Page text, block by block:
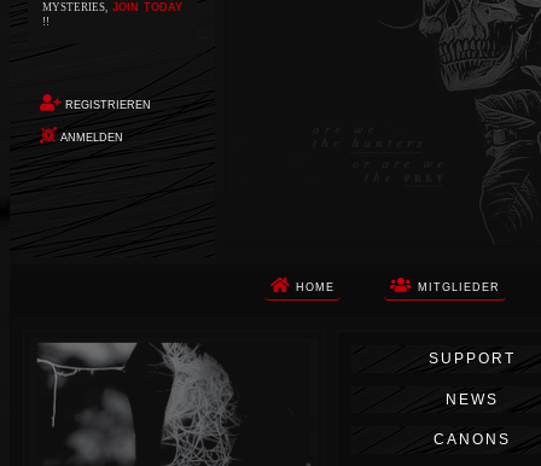
MYSTERIES, JOIN TODAY
!!
REGISTRIEREN
ANMELDEN
HOME MITGLIEDER
Die Apokalypse. Das ist das Wort,
das Ihnen in den Sinn kommt, als
Sie auf dem Boden aufwachen, Ihr
Körper schmerzt und Ihr Geist
wird von alptraumhaften
Erinnerungen überflutet. Vor
SUPPORT
NEWS
CANONS